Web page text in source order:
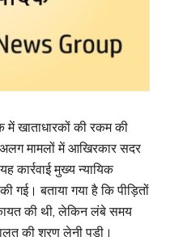
में खाताधारकों की रकम की
मामलों में आखिरकार सदर
कार्रवाई मुख्य न्यायिक
गई। बताया गया है कि पीड़ितों
की थी, लेकिन लंबे समय
की शरण लेनी पड़ी।